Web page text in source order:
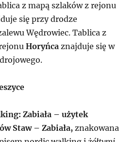
z mapą szlaków z rejonu
się przy drodze
Wędrowiec. Tablica z
Horyńca znajduje się w
Zabiała – użytek
Staw – Zabiała,znakowana